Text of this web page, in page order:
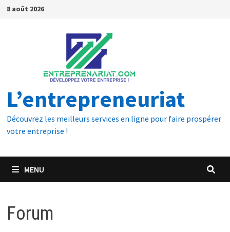
8 août 2026
L’entrepreneuriat
Découvrez les meilleurs services en ligne pour faire prospérer
votre entreprise !
MENU
Forum